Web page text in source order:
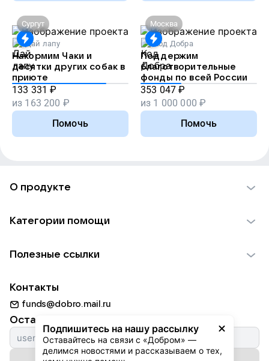
Сургут
Дай лапу
Накормим Чаки и
десятки других собак в
приюте
133 331 ₽
из 163 200 ₽
Помочь
Москва
Код Добра
Поддержим
благотворительные
фонды по всей России
353 047 ₽
из 1 000 000 ₽
Помочь
Подпишитесь на нашу рассылку
Оставайтесь на связи с «Добром» —
делимся новостями и рассказываем о тех,
О продукте
Использование материалов
Для НКО
Партнерам
Категории помощи
Пожилым
Животным
Природе
Культуре
Полезные ссылки
Добрый день
Истории
Автоплатежи
Контакты
funds@dobro.mail.ru
Оставайтесь с нами